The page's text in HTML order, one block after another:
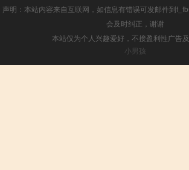
声明：本站内容来自互联网，如信息有错误可发邮件到
会及时纠正，谢谢
本站仅为个人兴趣爱好，不接盈利性广告
小男孩